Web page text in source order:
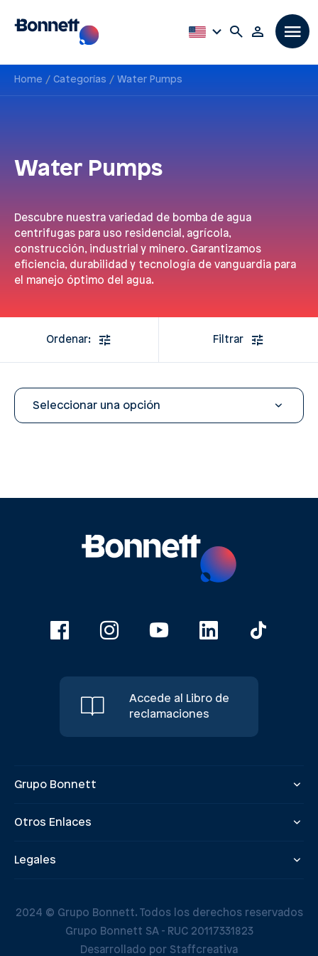
Home Categorías Water Pumps
Water Pumps
Descubre nuestra variedad de bomba de agua
centrifugas para uso residencial, agrícola,
construcción, industrial y minero. Garantizamos
eficiencia, durabilidad y tecnología de vanguardia para
el manejo óptimo del agua.
Ordenar: Filtrar
Seleccionar una opción
Accede al Libro de
reclamaciones
Grupo Bonnett
Otros Enlaces
Legales
2024 © Grupo Bonnett. Todos los derechos reservados
Grupo Bonnett SA - RUC 20117331823
Desarrollado por Staffcreativa